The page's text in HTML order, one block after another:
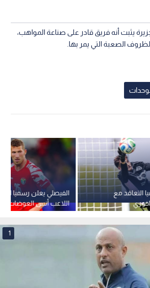
يثبت أنه فريق قادر على صناعة المواهب،
الصعبة التي يمر بها.
الفيصلي يعلن رسميا
اللاعب أنس العوضات
التعاقد مع
1